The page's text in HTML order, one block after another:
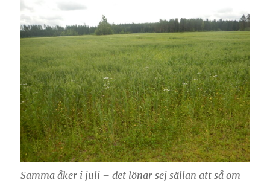
Samma åker i juli – det lönar sej sällan att så om